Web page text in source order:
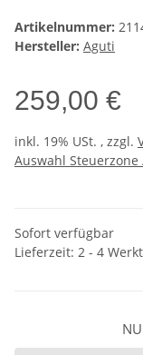
Artikelnummer:
Hersteller: Aguti
259,00 €
inkl. 19% USt. , zzgl.
Auswahl
Sofort verfügbar
Lieferzeit: 2 - 4